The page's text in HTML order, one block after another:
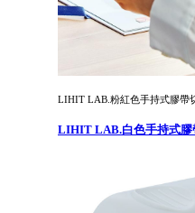
LIHIT LAB.粉紅色手持式膠帶
LIHIT LAB.白色手持式膠